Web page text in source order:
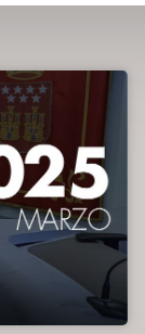
sobre
en la Ley
Municipal sobre
previstos en la Ley